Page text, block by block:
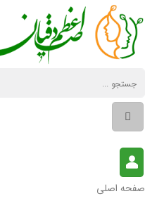
to
content
صفحه اصلی